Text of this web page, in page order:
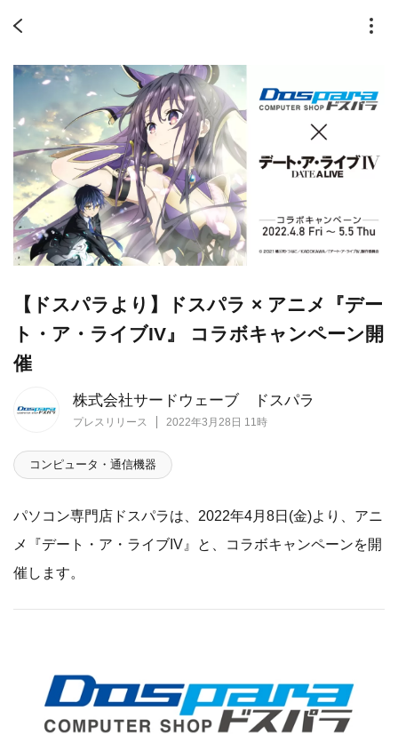
株式会社サードウェーブ ドスパラ
プレスリリース 2022年3月28日 11時
【ドスパラより】ドスパラ × アニメ『デー
ト・ア・ライブIV』 コラボキャンペーン開
催
コンピュータ・通信機器
パソコン専門店ドスパラは、2022年4月8日(金)より、アニ
メ『デート・ア・ライブIV』と、コラボキャンペーンを開
催します。